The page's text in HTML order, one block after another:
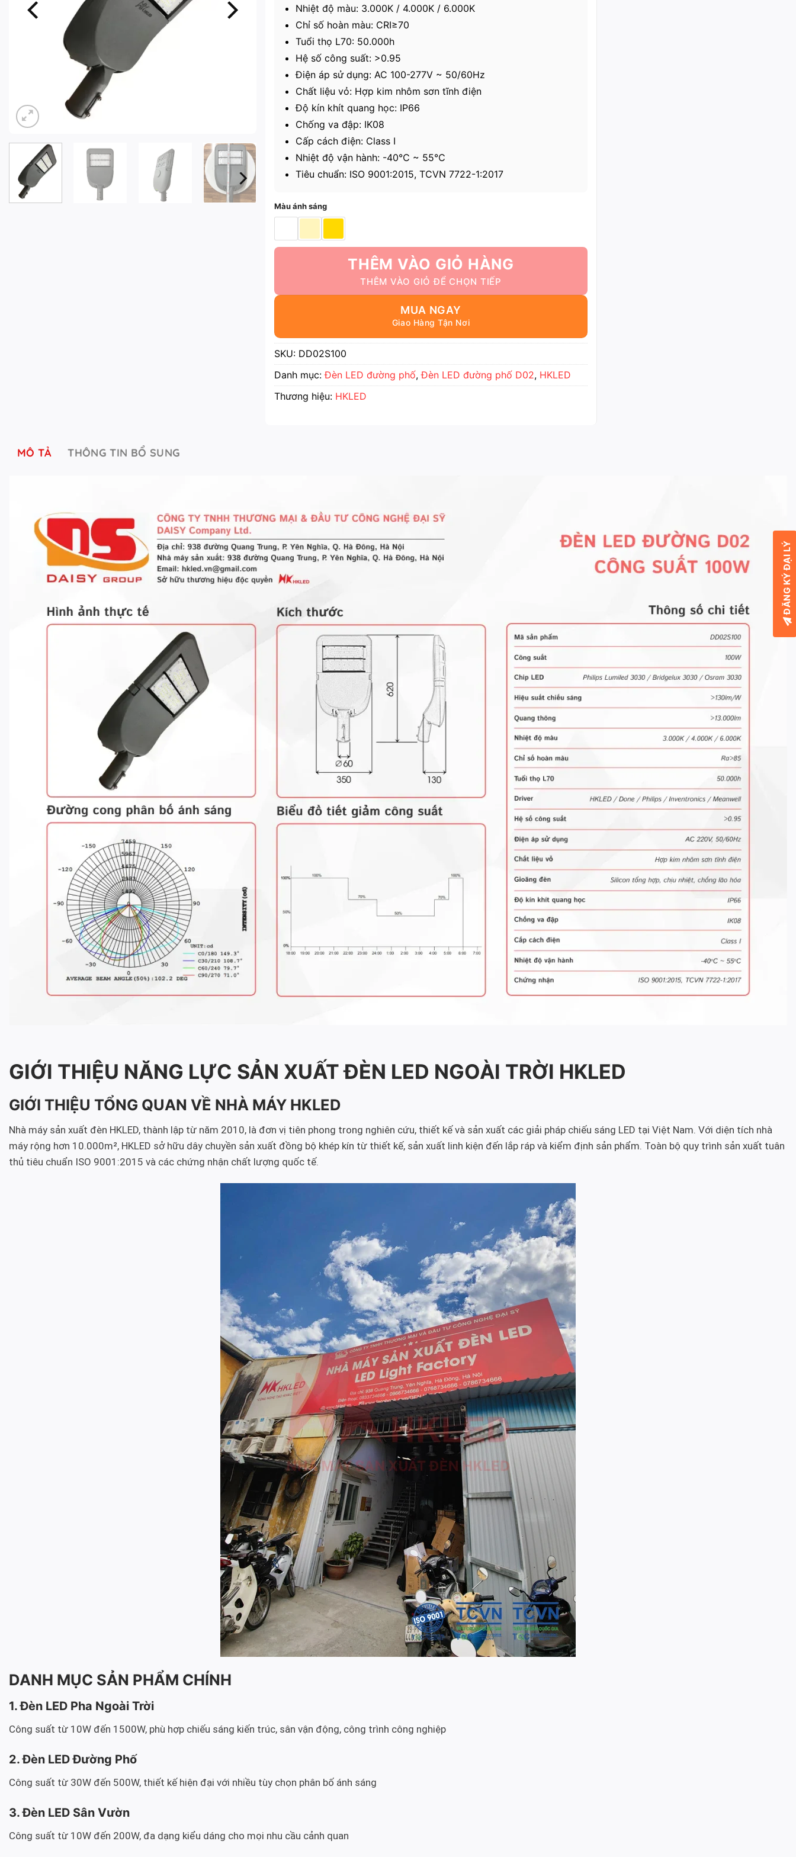
Nhiệt độ màu: 3.000K / 4.000K / 6.000K
Chỉ số hoàn màu: CRI≥70
Tuổi thọ L70: 50.000h
Hệ số công suất: >0.95
Điện áp sử dụng: AC 100-277V ~ 50/60Hz
Chất liệu vỏ: Hợp kim nhôm sơn tĩnh điện
Độ kín khít quang học: IP66
Chống va đập: IK08
Cấp cách điện: Class I
Nhiệt độ vận hành: -40℃ ~ 55℃
Tiêu chuẩn: ISO 9001:2015, TCVN 7722-1:2017
Màu ánh sáng
THÊM VÀO GIỎ HÀNG
MUA NGAY
SKU: DD02S100
Danh mục:Đèn LED đường phố,Đèn LED đường phố D02, HKLED
Thương hiệu: HKLED
MÔ TẢ THÔNG TIN BỔ SUNG
GIỚI THIỆU NĂNG LỰC SẢN XUẤT ĐÈN LED NGOÀI TRỜI HKLED
GIỚI THIỆU TỔNG QUAN VỀ NHÀ MÁY HKLED
Nhà máy sản xuất đèn HKLED, thành lập từ năm 2010, là đơn vị tiên phong trong nghiên cứu, thiết kế và sản xuất các giải pháp chiếu sáng LED tại Việt Nam. Với diện tích nhà
máy rộng hơn 10.000m², HKLED sở hữu dây chuyền sản xuất đồng bộ khép kín từ thiết kế, sản xuất linh kiện đến lắp ráp và kiểm định sản phẩm. Toàn bộ quy trình sản xuất tuân
thủ tiêu chuẩn ISO 9001:2015 và các chứng nhận chất lượng quốc tế.
DANH MỤC SẢN PHẨM CHÍNH
1. Đèn LED Pha Ngoài Trời
Công suất từ 10W đến 1500W, phù hợp chiếu sáng kiến trúc, sân vận động, công trình công nghiệp
2. Đèn LED Đường Phố
Công suất từ 30W đến 500W, thiết kế hiện đại với nhiều tùy chọn phân bố ánh sáng
3. Đèn LED Sân Vườn
Công suất từ 10W đến 200W, đa dạng kiểu dáng cho mọi nhu cầu cảnh quan
ĐĂNG KÝ ĐẠI LÝ